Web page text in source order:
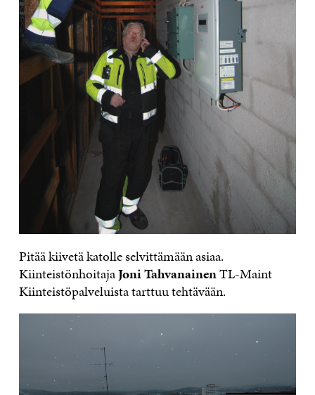
Pitää kiivetä katolle selvittämään asiaa.
KiinteistönhoitajaJoni TahvanainenTL-Maint
Kiinteistöpalveluista tarttuu tehtävään.